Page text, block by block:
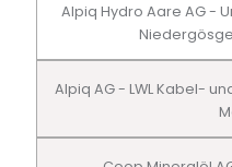
Alpiq Hydro Aare AG -
Alpiq AG - LWL Kabel-